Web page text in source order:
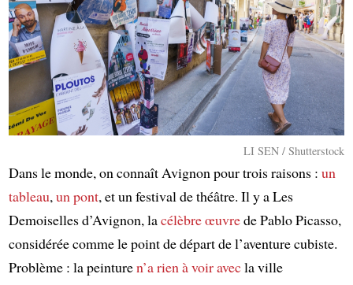
LI SEN / Shutterstock
Dans le monde, on connaît Avignon pour trois raisons : un
tableau,un pont, et un festival de théâtre. Il y a Les
Demoiselles d’Avignon, lacélèbre œuvrede Pablo Picasso,
considérée comme le point de départ de l’aventure cubiste.
Problème : la peinturen’a rien à voir avecla ville